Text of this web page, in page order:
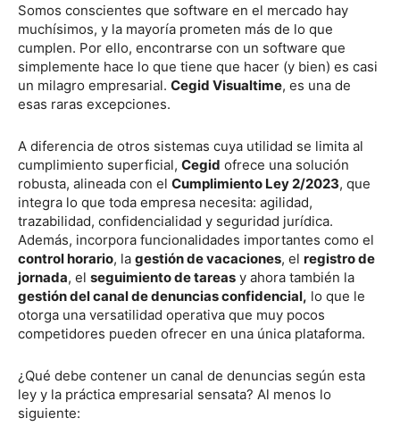
Somos conscientes que software en el mercado hay
muchísimos, y la mayoría prometen más de lo que
cumplen. Por ello, encontrarse con un software que
simplemente hace lo que tiene que hacer (y bien) es casi
un milagro empresarial. Cegid Visualtime, es una de
esas raras excepciones.
A diferencia de otros sistemas cuya utilidad se limita al
cumplimiento superficial, Cegid ofrece una solución
robusta, alineada con el Cumplimiento Ley 2/2023, que
integra lo que toda empresa necesita: agilidad,
trazabilidad, confidencialidad y seguridad jurídica.
Además, incorpora funcionalidades importantes como el
control horario, la gestión de vacaciones, el registro de
jornada, el seguimiento de tareas y ahora también la
gestión del canal de denuncias confidencial, lo que le
otorga una versatilidad operativa que muy pocos
competidores pueden ofrecer en una única plataforma.
¿Qué debe contener un canal de denuncias según esta
ley y la práctica empresarial sensata? Al menos lo
siguiente: